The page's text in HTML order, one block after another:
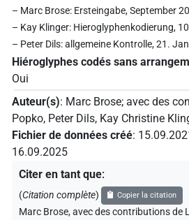
– Marc Brose: Ersteingabe, September
– Kay Klinger: Hieroglyphenkodierung,
– Peter Dils: allgemeine Kontrolle, 21.
Hiéroglyphes codés sans
Oui
Auteur(s): Marc Brose; avec des
Popko, Peter Dils, Kay Christine
Fichier de données créé:
16.09.2025
Citer en tant que:
(Citation complète) Copier la citation
Marc Brose,avec des contributions de